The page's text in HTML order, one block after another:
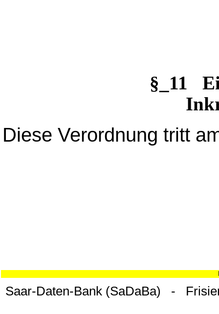
§_11
Diese Verordnung tritt
Saar-Daten-Bank (SaDaBa) -